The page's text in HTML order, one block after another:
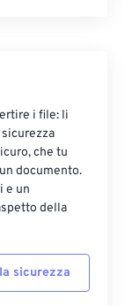
i file: li
che tu
documento.
e un
della
sicurezza